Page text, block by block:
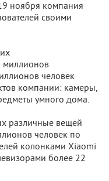
ноября компания
своими
миллионов
человек
компании: камеры,
умного дома.
различные вещей
человек по
колонками Xiaomi
более 22